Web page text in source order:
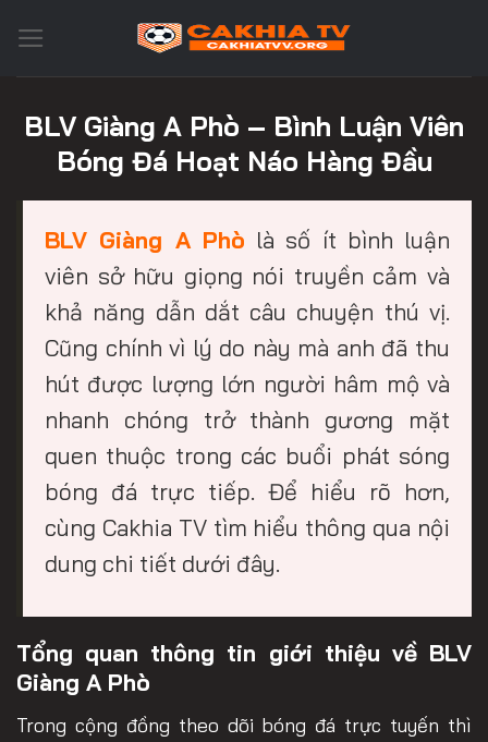
BLV Giàng A Phò – Bình Luận Viên
Bóng Đá Hoạt Náo Hàng Đầu
BLV Giàng A Phò là số ít bình luận
viên sở hữu giọng nói truyền cảm và
khả năng dẫn dắt câu chuyện thú vị.
Cũng chính vì lý do này mà anh đã thu
hút được lượng lớn người hâm mộ và
nhanh chóng trở thành gương mặt
quen thuộc trong các buổi phát sóng
bóng đá trực tiếp. Để hiểu rõ hơn,
cùng Cakhia TV tìm hiểu thông qua nội
dung chi tiết dưới đây.
Tổng quan thông tin giới thiệu về BLV
Giàng A Phò
Trong cộng đồng theo dõi bóng đá trực tuyến thì